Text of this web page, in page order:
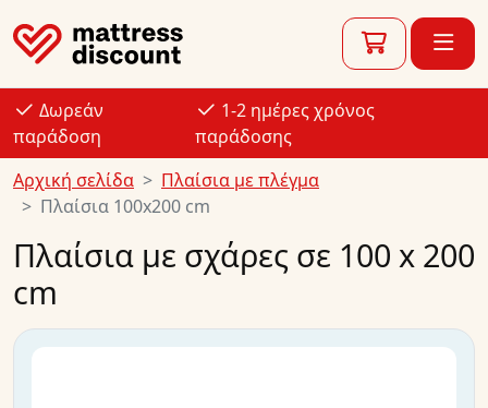
Δωρεάν
παράδοση
1-2 ημέρες χρόνος
παράδοσης
Αρχική σελίδα
Πλαίσια με πλέγμα
Πλαίσια 100x200 cm
Πλαίσια με σχάρες σε 100 x 200
cm